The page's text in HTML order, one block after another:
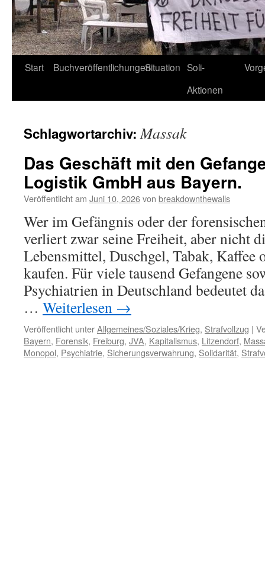
Start BuchveröffentlichungenSituation Soli-
Aktionen
Schlagwortarchiv:Massak
Das Geschäft mit den
Logistik GmbH aus Bayern.
Veröffentlicht am Juni 10, 2026von breakdownthewalls
Wer im Gefängnis oder der
verliert zwar seine Freiheit, aber nicht
Lebensmittel, Duschgel, Tabak, Kaffee
kaufen. Für viele tausend Gefangene
Psychiatrien in Deutschland bedeutet
… Weiterlesen →
Veröffentlicht unterAllgemeines/Soziales/Krieg, Strafvollzug |
Bayern, Forensik, Freiburg, JVA, Kapitalismus, Litzendorf,
Monopol, Psychiatrie, Sicherungsverwahrung, Solidarität,